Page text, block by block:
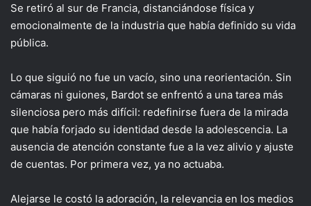
Se retiró al sur de Francia, distanciándose física y
emocionalmente de la industria que había definido su vida
pública.
Lo que siguió no fue un vacío, sino una reorientación. Sin
cámaras ni guiones, Bardot se enfrentó a una tarea más
silenciosa pero más difícil: redefinirse fuera de la mirada
que había forjado su identidad desde la adolescencia. La
ausencia de atención constante fue a la vez alivio y ajuste
de cuentas. Por primera vez, ya no actuaba.
Alejarse le costó la adoración, la relevancia en los medios